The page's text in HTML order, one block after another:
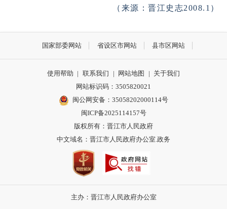
（来源：晋江史志2008.1）
国家部委网站 省设区市网站 县市区网站
使用帮助 | 联系我们 | 网站地图 | 关于我们
网站标识码：3505820021
闽公网安备：35058202000114号
闽ICP备2025114157号
版权所有：晋江市人民政府
中文域名：晋江市人民政府办公室.政务
主办：晋江市人民政府办公室